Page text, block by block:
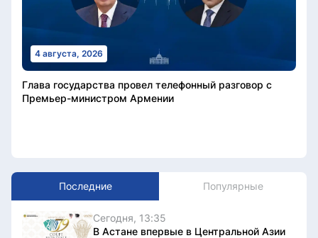
4 августа, 2026
Глава государства провел телефонный разговор с
Премьер-министром Армении
Последние Популярные
Сегодня, 13:35
В Астане впервые в Центральной Азии